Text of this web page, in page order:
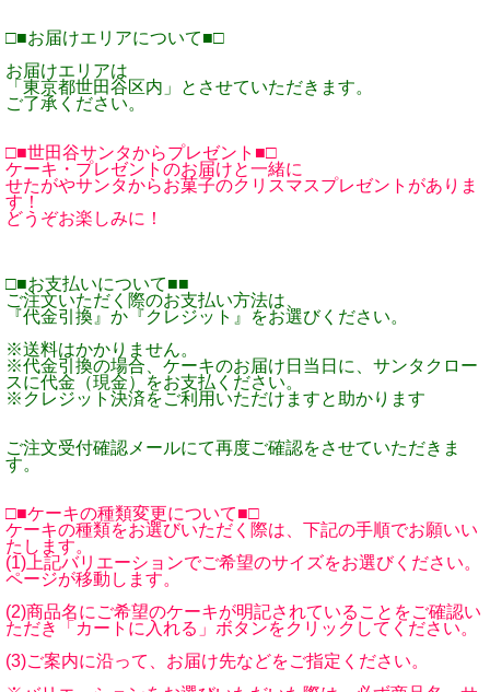
□■お届けエリアについて■□
お届けエリアは
「東京都世田谷区内」とさせていただきます。
ご了承ください。
□■世田谷サンタからプレゼント■□
ケーキ・プレゼントのお届けと一緒に
せたがやサンタからお菓子のクリスマスプレゼントがありま
す！
どうぞお楽しみに！
□■お支払いについて■■
ご注文いただく際のお支払い方法は、
『代金引換』か『クレジット』をお選びください。
※送料はかかりません。
※代金引換の場合、ケーキのお届け日当日に、サンタクロー
スに代金（現金）をお支払ください。
※クレジット決済をご利用いただけますと助かります
ご注文受付確認メールにて再度ご確認をさせていただきま
す。
□■ケーキの種類変更について■□
ケーキの種類をお選びいただく際は、下記の手順でお願いい
たします。
(1)上記バリエーションでご希望のサイズをお選びください。
ページが移動します。
(2)商品名にご希望のケーキが明記されていることをご確認い
ただき「カートに入れる」ボタンをクリックしてください。
(3)ご案内に沿って、お届け先などをご指定ください。